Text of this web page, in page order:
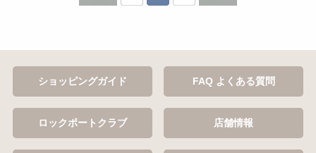
ショッピングガイド FAQ よくある質問
ロックポートクラブ 店舗情報